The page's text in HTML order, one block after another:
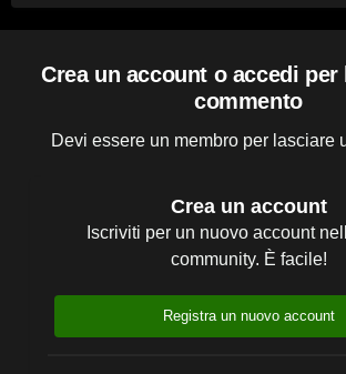
Crea un account o accedi per
commento
Devi essere un membro per lasciare
Crea un account
Iscriviti per un nuovo account
community. È facile!
Registra un nuovo account